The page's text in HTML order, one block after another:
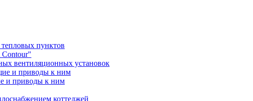
тепловых пунктов
вентиляционных установок
и приводы к ним
и приводы к ним
коттеджей